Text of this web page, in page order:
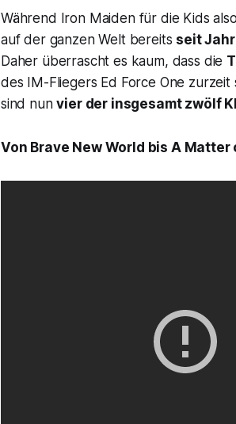
Während Iron Maiden für die Kids
auf der ganzen Welt bereits seit
Daher überrascht es kaum, dass die
des IM-Fliegers Ed Force One
sind nunvier der insgesamt zwölf
Von Brave New World bis A Matter